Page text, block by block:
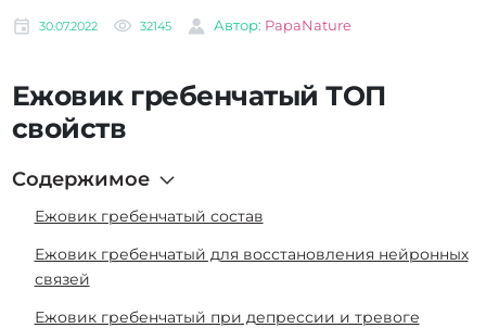
30.07.2022 32145 Автор: PapaNature
Ежовик гребенчатый ТОП
свойств
Содержимое
Ежовик гребенчатый состав
Ежовик гребенчатый для восстановления нейронных
связей
Ежовик гребенчатый при депрессии и тревоге